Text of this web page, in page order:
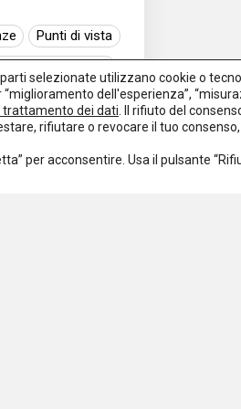
Punti di vista
normativa
vista
selezionate utilizzano cookie o
dell'esperienza”,
dei dati . Il rifiuto del
rifiutare o revocare il tuo
per acconsentire. Usa il pulsante